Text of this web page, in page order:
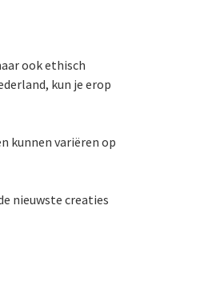
ook ethisch
kun je erop
kunnen variëren op
nieuwste creaties